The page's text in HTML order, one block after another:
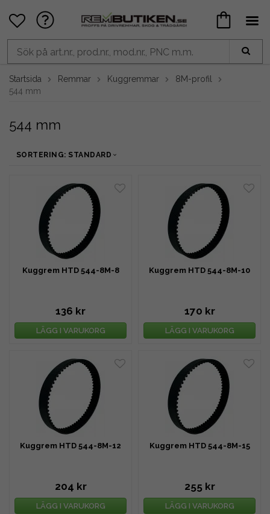
Startsida Remmar Kuggremmar
8M-profil
544 mm
544 mm
SORTERING: STANDARD
Kuggrem HTD 544-8M-8
136 kr
LÄGG I VARUKORG
Kuggrem HTD 544-8M-10
170 kr
LÄGG I VARUKORG
Kuggrem HTD 544-8M-12
204 kr
LÄGG I VARUKORG
Kuggrem HTD 544-8M-15
255 kr
LÄGG I VARUKORG